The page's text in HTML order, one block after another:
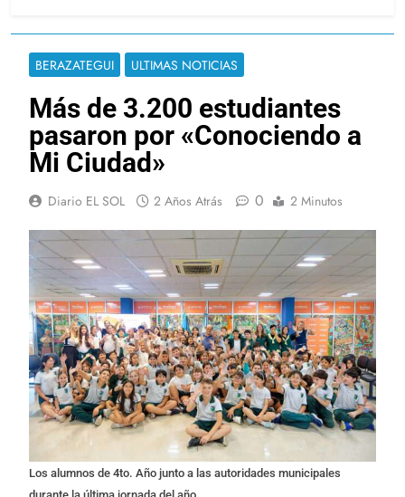
BERAZATEGUI ULTIMAS NOTICIAS
Más de 3.200 estudiantes
pasaron por «Conociendo a
Mi Ciudad»
Diario EL SOL 2 Años Atrás 0 2 Minutos
Los alumnos de 4to. Año junto a las autoridades municipales